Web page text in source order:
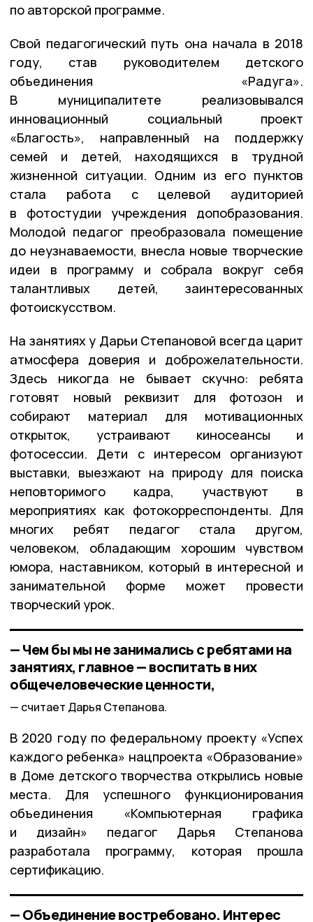
по авторской программе.
Свой педагогический путь она начала в 2018
году, став руководителем детского
объединения «Радуга».
В муниципалитете реализовывался
инновационный социальный проект
«Благость», направленный на поддержку
семей и детей, находящихся в трудной
жизненной ситуации. Одним из его пунктов
стала работа с целевой аудиторией
в фотостудии учреждения допобразования.
Молодой педагог преобразовала помещение
до неузнаваемости, внесла новые творческие
идеи в программу и собрала вокруг себя
талантливых детей, заинтересованных
фотоискусством.
На занятиях у Дарьи Степановой всегда царит
атмосфера доверия и доброжелательности.
Здесь никогда не бывает скучно: ребята
готовят новый реквизит для фотозон и
собирают материал для мотивационных
открыток, устраивают киносеансы и
фотосессии. Дети с интересом организуют
выставки, выезжают на природу для поиска
неповторимого кадра, участвуют в
мероприятиях как фотокорреспонденты. Для
многих ребят педагог стала другом,
человеком, обладающим хорошим чувством
юмора, наставником, который в интересной и
занимательной форме может провести
творческий урок.
— Чем бы мы не занимались с ребятами на
занятиях, главное — воспитать в них
общечеловеческие ценности,
считает Дарья Степанова.
В 2020 году по федеральному проекту «Успех
каждого ребенка» нацпроекта «Образование»
в Доме детского творчества открылись новые
места. Для успешного функционирования
объединения «Компьютерная графика
и дизайн» педагог Дарья Степанова
разработала программу, которая прошла
сертификацию.
— Объединение востребовано. Интерес